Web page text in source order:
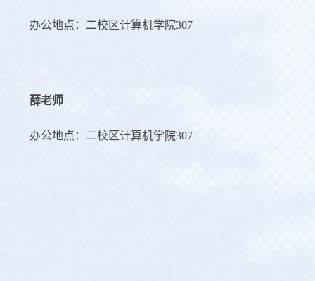
办公地点：二校区计算机学院307
薛老师
办公地点：二校区计算机学院307